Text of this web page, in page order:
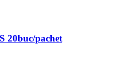
20buc/pachet